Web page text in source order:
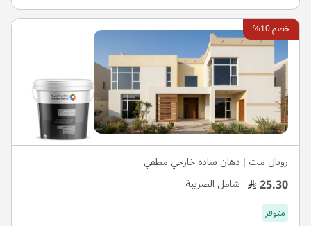
خصم 10%
رويال مت | دهان سادة خارجي مطفي
25.30 شامل الضريبة
متوفر